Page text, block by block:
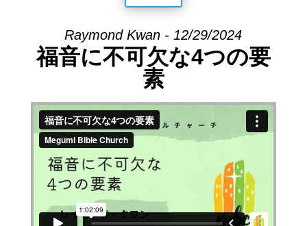
Raymond Kwan - 12/29/2024
福音に不可欠な4つの要
素